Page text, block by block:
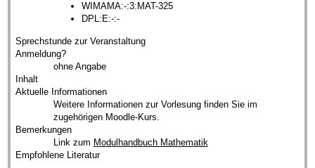
WIMAMA:-:3:MAT-325
DPL:E:-:-
Sprechstunde zur Veranstaltung
Anmeldung?
ohne Angabe
Inhalt
Aktuelle Informationen
Weitere Informationen zur Vorlesung finden Sie im
zugehörigen Moodle-Kurs.
Bemerkungen
Link zum Modulhandbuch Mathematik
Empfohlene Literatur